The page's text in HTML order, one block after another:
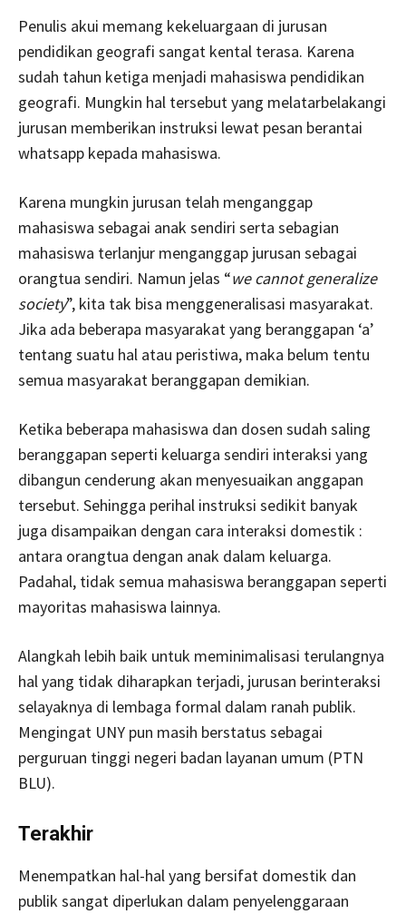
Penulis akui memang kekeluargaan di jurusan
pendidikan geografi sangat kental terasa. Karena
sudah tahun ketiga menjadi mahasiswa pendidikan
geografi. Mungkin hal tersebut yang melatarbelakangi
jurusan memberikan instruksi lewat pesan berantai
whatsapp kepada mahasiswa.
Karena mungkin jurusan telah menganggap
mahasiswa sebagai anak sendiri serta sebagian
mahasiswa terlanjur menganggap jurusan sebagai
orangtua sendiri. Namun jelas “we cannot generalize
society”, kita tak bisa menggeneralisasi masyarakat.
Jika ada beberapa masyarakat yang beranggapan ‘a’
tentang suatu hal atau peristiwa, maka belum tentu
semua masyarakat beranggapan demikian.
Ketika beberapa mahasiswa dan dosen sudah saling
beranggapan seperti keluarga sendiri interaksi yang
dibangun cenderung akan menyesuaikan anggapan
tersebut. Sehingga perihal instruksi sedikit banyak
juga disampaikan dengan cara interaksi domestik :
antara orangtua dengan anak dalam keluarga.
Padahal, tidak semua mahasiswa beranggapan seperti
mayoritas mahasiswa lainnya.
Alangkah lebih baik untuk meminimalisasi terulangnya
hal yang tidak diharapkan terjadi, jurusan berinteraksi
selayaknya di lembaga formal dalam ranah publik.
Mengingat UNY pun masih berstatus sebagai
perguruan tinggi negeri badan layanan umum (PTN
BLU).
Terakhir
Menempatkan hal-hal yang bersifat domestik dan
publik sangat diperlukan dalam penyelenggaraan